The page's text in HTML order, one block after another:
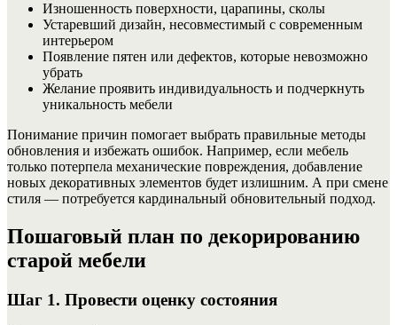
Изношенность поверхности, царапины, сколы
Устаревший дизайн, несовместимый с современным
интерьером
Появление пятен или дефектов, которые невозможно
убрать
Желание проявить индивидуальность и подчеркнуть
уникальность мебели
Понимание причин помогает выбрать правильные методы
обновления и избежать ошибок. Например, если мебель
только потерпела механические повреждения, добавление
новых декоративных элементов будет излишним. А при смене
стиля — потребуется кардинальный обновительный подход.
Пошаговый план по декорированию
старой мебели
Шаг 1. Провести оценку состояния